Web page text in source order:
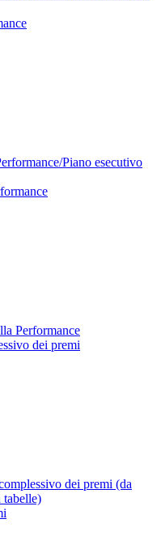
Piano esecutivo
Performance
dei premi
dei premi (da
tabelle)